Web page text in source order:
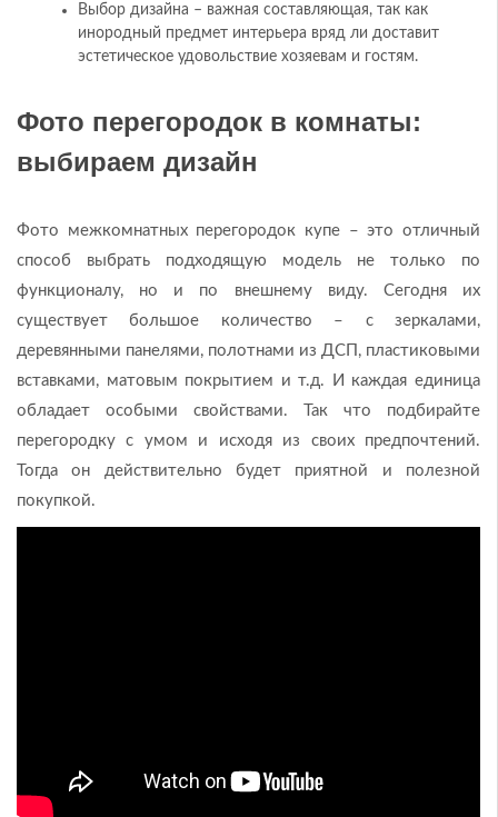
Выбор дизайна – важная составляющая, так как
инородный предмет интерьера вряд ли доставит
эстетическое удовольствие хозяевам и гостям.
Фото перегородок в комнаты:
выбираем дизайн
Фото межкомнатных перегородок купе – это отличный
способ выбрать подходящую модель не только по
функционалу, но и по внешнему виду. Сегодня их
существует большое количество – с зеркалами,
деревянными панелями, полотнами из ДСП, пластиковыми
вставками, матовым покрытием и т.д. И каждая единица
обладает особыми свойствами. Так что подбирайте
перегородку с умом и исходя из своих предпочтений.
Тогда он действительно будет приятной и полезной
покупкой.